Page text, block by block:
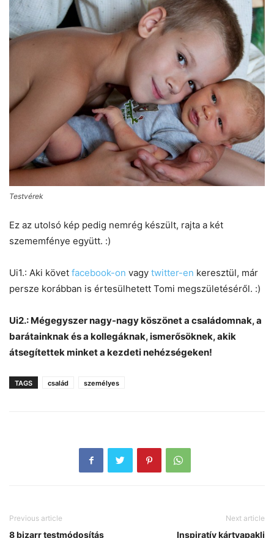
Testvérek
Ez az utolsó kép pedig nemrég készült, rajta a két
szememfénye együtt. :)
Ui1.: Aki követ facebook-on vagy twitter-en keresztül, már
persze korábban is értesülhetett Tomi megszületéséről. :)
Ui2.: Mégegyszer nagy-nagy köszönet a családomnak, a
barátainknak és a kollegáknak, ismerősöknek, akik
átsegítettek minket a kezdeti nehézségeken!
TAGS család személyes
Previous article
8 bizarr testmódosítás
Next article
Inspiratív kártyapakli